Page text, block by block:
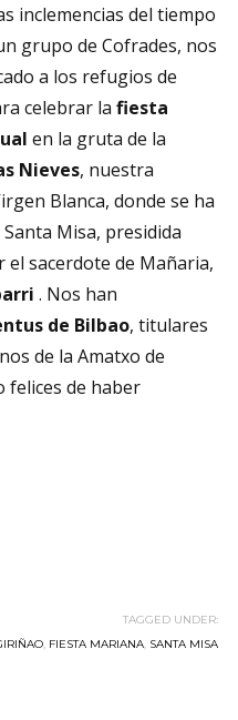
inclemencias del tiempo
grupo de Cofrades, nos
a los refugios de
celebrar la fiesta
en la gruta de la
Nieves, nuestra
Blanca, donde se ha
Misa, presidida
el sacerdote de Mañaria,
. Nos han
de Bilbao, titulares
de la Amatxo de
felices de haber
TAGGED UNDER:
, FIESTA MARIANA, SANTA MISA